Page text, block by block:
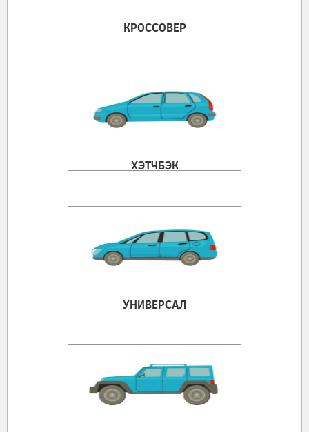
КРОССОВЕР
ХЭТЧБЭК
УНИВЕРСАЛ